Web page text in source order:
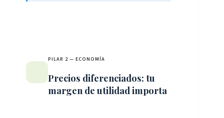
PILAR 2 — ECONOMÍA
Precios diferenciados: tu
margen de utilidad importa